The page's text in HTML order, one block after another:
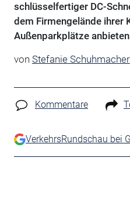
schlüsselfertiger DC-
dem Firmengelände ihrer
Außenparkplätze
von Stefanie Schuhmacher
Kommentare
VerkehrsRundschau bei